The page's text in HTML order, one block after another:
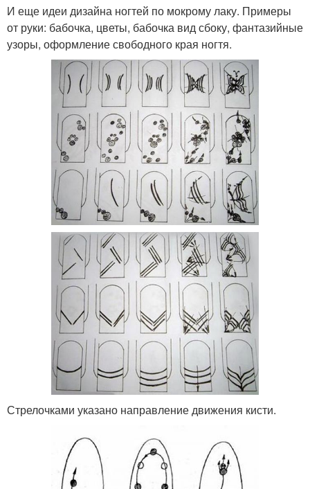
И еще идеи дизайна ногтей по мокрому лаку. Примеры
от руки: бабочка, цветы, бабочка вид сбоку, фантазийные
узоры, оформление свободного края ногтя.
Стрелочками указано направление движения кисти.